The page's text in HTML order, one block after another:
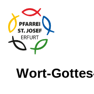
Wort-